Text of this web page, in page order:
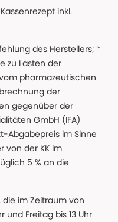
inkl.
des Herstellers; *
zu Lasten der
pharmazeutischen
der
gegenüber der
GmbH (IFA)
Abgabepreis im Sinne
von der KK im
5 % an die
die im Zeitraum von
und Freitag bis 13 Uhr